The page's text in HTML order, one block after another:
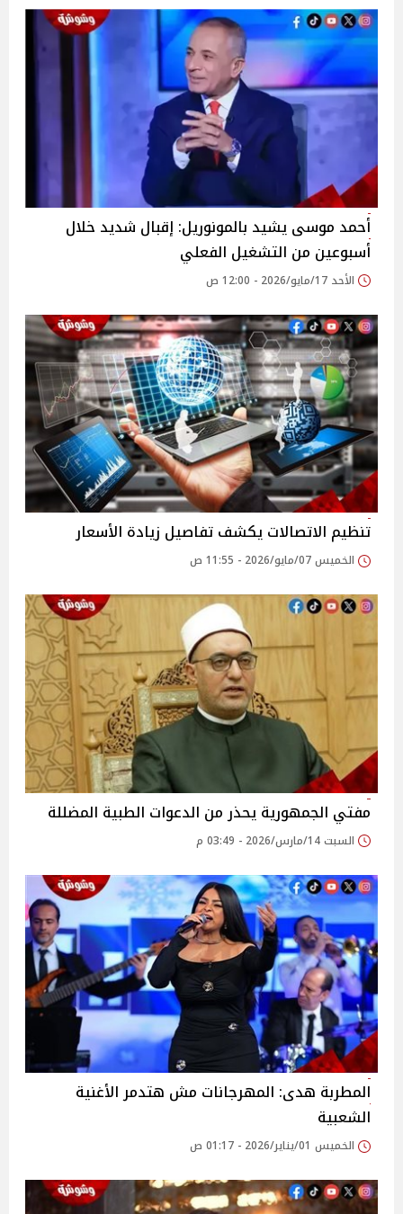
أحمد موسى يشيد بالمونوريل: إقبال شديد خلال
أسبوعين من التشغيل الفعلي
الأحد 17/مايو/2026 - 12:00 ص
تنظيم الاتصالات يكشف تفاصيل زيادة الأسعار
الخميس 07/مايو/2026 - 11:55 ص
مفتي الجمهورية يحذر من الدعوات الطبية المضللة
السبت 14/مارس/2026 - 03:49 م
المطربة هدى: المهرجانات مش هتدمر الأغنية
الشعبية
الخميس 01/يناير/2026 - 01:17 ص